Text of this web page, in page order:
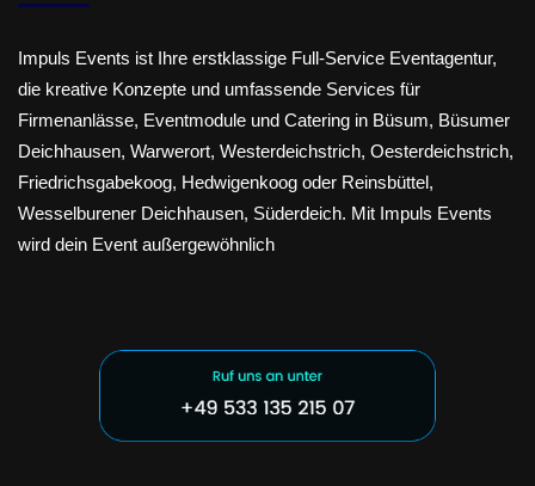
Impuls Events ist Ihre erstklassige Full-Service Eventagentur,
die kreative Konzepte und umfassende Services für
Firmenanlässe, Eventmodule und Catering in Büsum, Büsumer
Deichhausen, Warwerort, Westerdeichstrich, Oesterdeichstrich,
Friedrichsgabekoog, Hedwigenkoog oder Reinsbüttel,
Wesselburener Deichhausen, Süderdeich. Mit Impuls Events
wird dein Event außergewöhnlich